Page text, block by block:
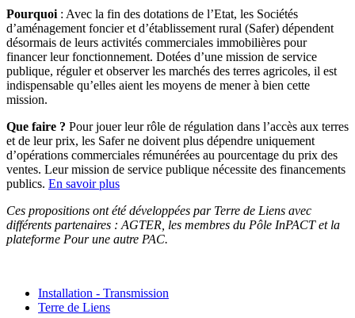
Pourquoi : Avec la fin des dotations de l’Etat, les Sociétés
d’aménagement foncier et d’établissement rural (Safer) dépendent
désormais de leurs activités commerciales immobilières pour
financer leur fonctionnement. Dotées d’une mission de service
publique, réguler et observer les marchés des terres agricoles, il est
indispensable qu’elles aient les moyens de mener à bien cette
mission.
Que faire ? Pour jouer leur rôle de régulation dans l’accès aux terres
et de leur prix, les Safer ne doivent plus dépendre uniquement
d’opérations commerciales rémunérées au pourcentage du prix des
ventes. Leur mission de service publique nécessite des financements
publics. En savoir plus
Ces propositions ont été développées par Terre de Liens avec
différents partenaires : AGTER, les membres du Pôle InPACT et la
plateforme Pour une autre PAC.
Installation - Transmission
Terre de Liens